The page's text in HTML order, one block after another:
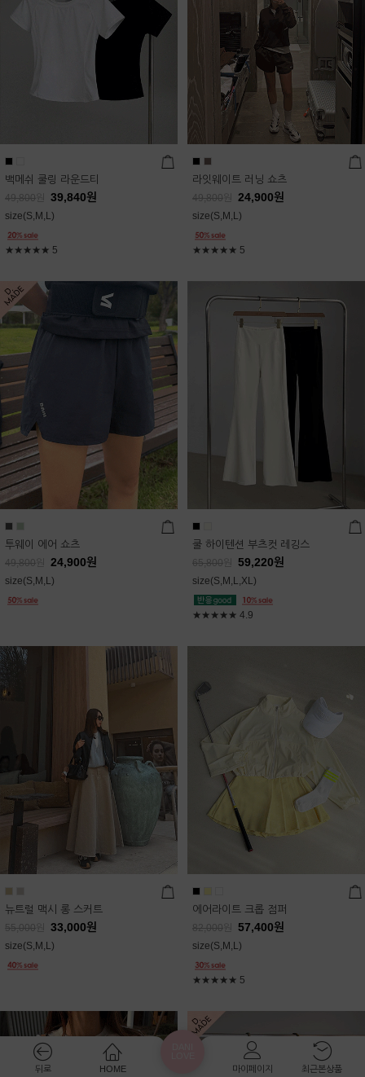
백메쉬 쿨링 라운드티
49,800 39,840원
size(S,M,L)
★★★★★ 5
라잇웨이트 러닝 쇼츠
49,800 24,900원
size(S,M,L)
★★★★★ 5
투웨이 에어 쇼츠
49,800 24,900원
size(S,M,L)
쿨 하이텐션 부츠컷 레깅스
65,800 59,220원
size(S,M,L,XL)
★★★★★ 4.9
뉴트럴 맥시 롱 스커트
55,000 33,000원
size(S,M,L)
에어라이트 크롭 점퍼
82,000 57,400원
size(S,M,L)
★★★★★ 5
뒤로 HOME
마이페이지
최근본상품